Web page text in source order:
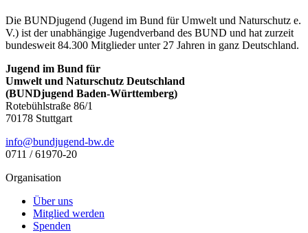
Die BUNDjugend (Jugend im Bund für Umwelt und Naturschutz e.
V.) ist der unabhängige Jugendverband des BUND und hat zurzeit
bundesweit 84.300 Mitglieder unter 27 Jahren in ganz Deutschland.
Jugend im Bund für
Umwelt und Naturschutz Deutschland
(BUNDjugend Baden-Württemberg)
Rotebühlstraße 86/1
70178 Stuttgart
ed.wb-dnegujdnub@ofni
0711 / 61970-20
Organisation
Über uns
Mitglied werden
Spenden